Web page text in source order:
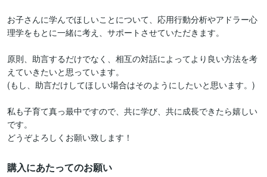
お子さんに学んでほしいことについて、応用行動分析やアドラー心
理学をもとに一緒に考え、サポートさせていただきます。
原則、助言するだけでなく、相互の対話によってより良い方法を考
えていきたいと思っています。
(もし、助言だけしてほしい場合はそのようにしたいと思います。)
私も子育て真っ最中ですので、共に学び、共に成長できたら嬉しい
です。
どうぞよろしくお願い致します！
購入にあたってのお願い